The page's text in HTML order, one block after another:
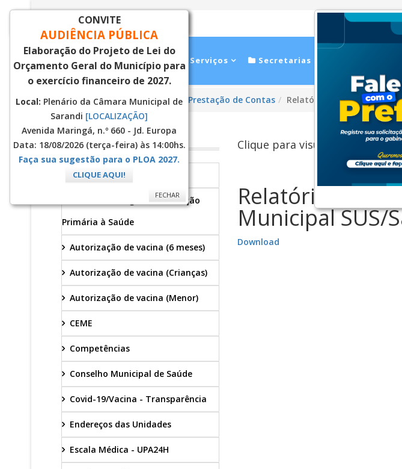
Inicial Notícias Serviços Secretarias
Você está aqui:Página Principal Prestação de Contas Relatório de Gestão: 1º
SAÚDE
Secretaria
Àrea de Abrangência - Atenção
Primária à Saúde
Autorização de vacina (6 meses)
Autorização de vacina (Crianças)
Autorização de vacina (Menor)
CEME
Competências
Conselho Municipal de Saúde
Covid-19/Vacina - Transparência
Endereços das Unidades
Escala Médica - UPA24H
Clique para visualizar...
Relatório
Municipal SUS/
Download
CONVITE
AUDIÊNCIA PÚBLICA
Elaboração do Projeto de Lei do
Orçamento Geral do Município para
o exercício financeiro de 2027.
Local: Plenário da Câmara Municipal de
Sarandi [LOCALIZAÇÃO]
Avenida Maringá, n.º 660 - Jd. Europa
Data: 18/08/2026 (terça-feira) às 14:00hs.
Faça sua sugestão para o PLOA 2027.
CLIQUE AQUI!
FECHAR